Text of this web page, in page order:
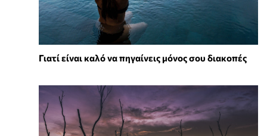
Γιατί είναι καλό να πηγαίνεις μόνος σου διακοπές